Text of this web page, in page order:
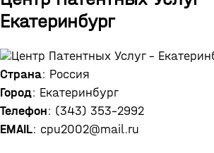
Екатеринбург
Страна: Россия
Город: Екатеринбург
Телефон: (343) 353-2992
EMAIL: cpu2002@mail.ru